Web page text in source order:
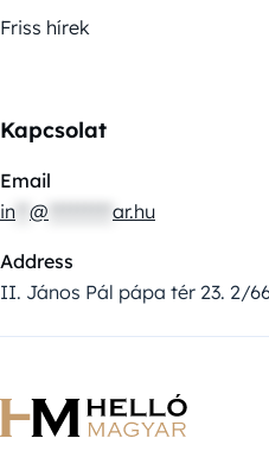
Friss hírek
Kapcsolat
Email
in @ ar.hu
Address
II. János Pál pápa tér 23. 2/